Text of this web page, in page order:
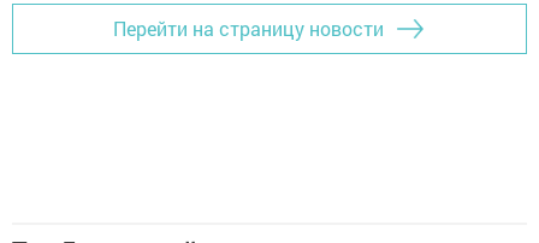
Перейти на страницу новости